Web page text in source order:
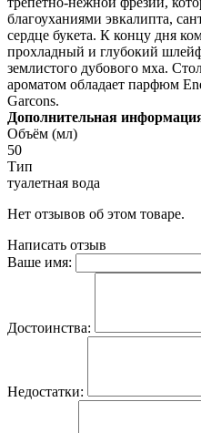
благоуханиями эвкалипта,
сердце букета. К концу дня
прохладный и глубокий
землистого дубового мха.
ароматом обладает парфюм
Garcons.
Дополнительная
Объём (мл)
50
Тип
туалетная вода
Нет отзывов об этом товаре.
Написать отзыв
Ваше имя:
Достоинства:
Недостатки: